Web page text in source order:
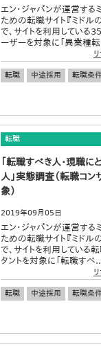
エン・ジャパンが運営する
ための転職サイト『ミドル
で、サイトを利用している
ーザーを対象に「異業種
転職 中途採用 転職条
転職
「転職すべき人・現職に
人」実態調査（転職コン
象）
2019年09月05日
エン・ジャパンが運営する
ための転職サイト『ミドル
で、サイトを利用している
タントを対象に「転職すべ
転職 中途採用 転職条